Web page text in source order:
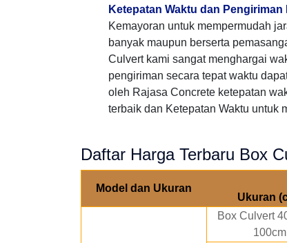
Ketepatan Waktu dan Pengiriman
Kemayoran untuk mempermudah
banyak maupun berserta
Culvert kami sangat menghargai
pengiriman secara tepat waktu
oleh Rajasa Concrete ketepatan
terbaik dan Ketepatan Waktu untuk
Daftar Harga Terbaru Box
Model dan Ukuran
Ukuran
Box Culvert
100cm